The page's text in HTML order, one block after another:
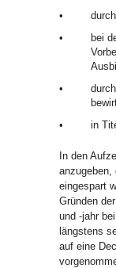
•
•
bei
•
•
in
In den
anzugeben,
eingespart
Gründen
und -jahr
längstens
auf eine